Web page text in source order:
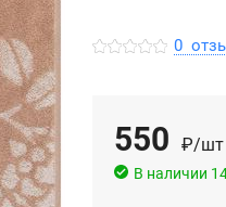
0
550 ₽/шт
В наличии